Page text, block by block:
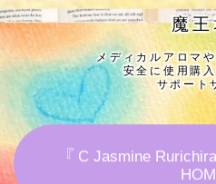
★全種/アロマハーブスパ
イズ＆プチ辞典
★アロマ検定＋αクイズ
★アロマハーブ傾向チェック
魔
メディカルアロマ
安全に使用購
サポート
『 C Jasmine